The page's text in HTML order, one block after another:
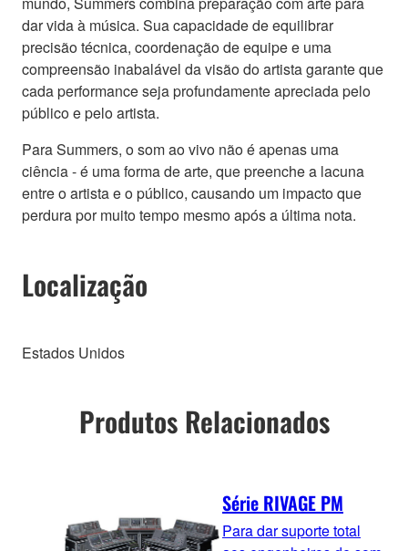
dar vida à música. Sua capacidade de equilibrar
precisão técnica, coordenação de equipe e uma
compreensão inabalável da visão do artista garante que
cada performance seja profundamente apreciada pelo
público e pelo artista.
Para Summers, o som ao vivo não é apenas uma
ciência - é uma forma de arte, que preenche a lacuna
entre o artista e o público, causando um impacto que
perdura por muito tempo mesmo após a última nota.
Localização
Estados Unidos
Produtos Relacionados
Série RIVAGE PM
Para dar suporte total